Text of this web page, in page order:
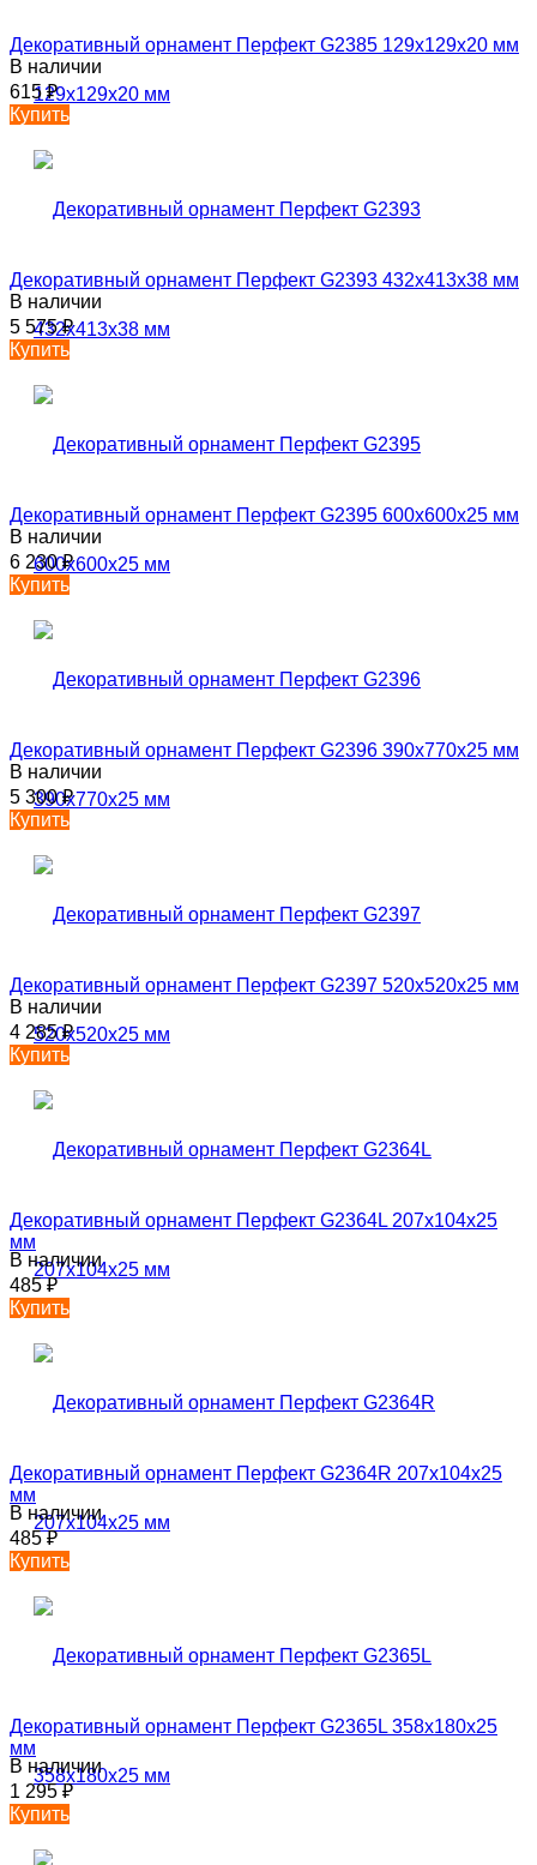
Декоративный орнамент Перфект G2385 129х129х20 мм
В наличии
615₽
Купить
Декоративный орнамент Перфект G2393 432х413х38 мм
В наличии
5 575₽
Купить
Декоративный орнамент Перфект G2395 600х600х25 мм
В наличии
6 230₽
Купить
Декоративный орнамент Перфект G2396 390х770х25 мм
В наличии
5 300₽
Купить
Декоративный орнамент Перфект G2397 520х520х25 мм
В наличии
4 285₽
Купить
Декоративный орнамент Перфект G2364L 207х104х25
мм
В наличии
485₽
Купить
Декоративный орнамент Перфект G2364R 207х104х25
мм
В наличии
485₽
Купить
Декоративный орнамент Перфект G2365L 358х180х25
мм
В наличии
1 295₽
Купить